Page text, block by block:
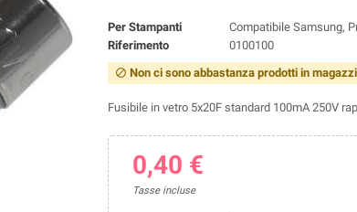
Per Stampanti
Compatibile Samsung,
Riferimento
0100100
 Non ci sono abbastanza prodotti in
Fusibile in vetro 5x20F standard 100mA 250V
0,40 €
Tasse incluse